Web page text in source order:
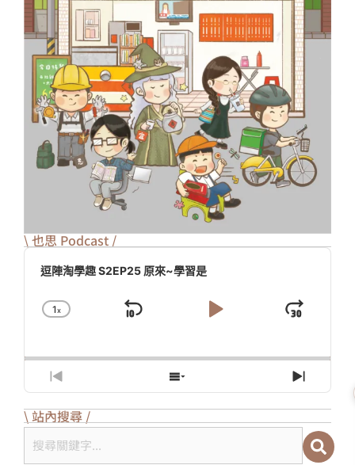
\ 也思 Podcast /
Audio
Player
逗陣淘學趣 S2EP25 原來~學習是
Change
1X
Skip
Play
Jump
Previous
Episode
Show
Episodes
List
Next
\ 站內搜尋 /
搜尋關鍵字...